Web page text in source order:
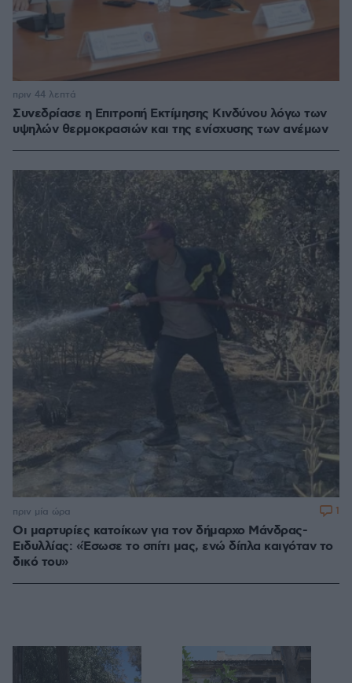
Συνεδρίασε η Επιτροπή Εκτίμησης Κινδύνου λόγω των
υψηλών θερμοκρασιών και της ενίσχυσης των ανέμων
πριν 44 λεπτά
Οι μαρτυρίες κατοίκων για τον δήμαρχο Μάνδρας-
Ειδυλλίας: «Έσωσε το σπίτι μας, ενώ δίπλα καιγόταν το
δικό του»
πριν μία ώρα 1